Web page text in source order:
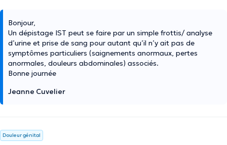
Bonjour,
Un dépistage IST peut se faire par un simple frottis/ analyse
d’urine et prise de sang pour autant qu’il n’y ait pas de
symptômes particuliers (saignements anormaux, pertes
anormales, douleurs abdominales) associés.
Bonne journée
Jeanne Cuvelier
Douleur génital